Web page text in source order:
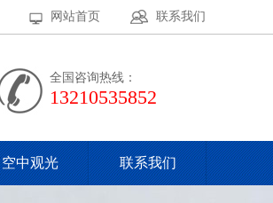
网站首页 联系我们
全国咨询热线：
13210535852
空中观光 联系我们